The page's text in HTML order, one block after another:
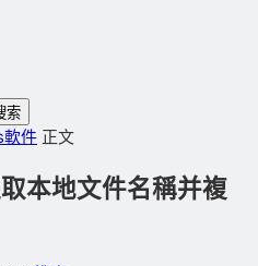
索
件 正文
本地文件名稱并複